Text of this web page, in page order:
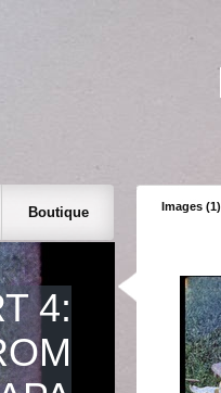
Images (1)
Boutique
4: